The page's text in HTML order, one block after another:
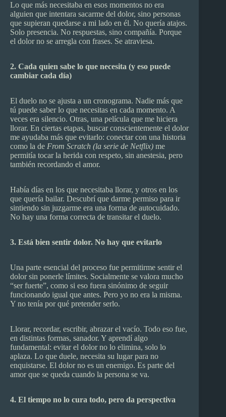
Lo que más necesitaba en esos momentos no era
alguien que intentara sacarme del dolor, sino personas
que supieran quedarse a mi lado en él. No quería atajos.
Solo presencia. No respuestas, sino compañía. Porque
el dolor no se arregla con frases. Se atraviesa.
2. Cada quien sabe lo que necesita (y eso puede
cambiar cada día)
El duelo no se ajusta a un cronograma. Nadie más que
tú puede saber lo que necesitas en cada momento. A
veces era silencio. Otras, una película que me hiciera
llorar. En ciertas etapas, buscar conscientemente el dolor
me ayudaba más que evitarlo: conectar con una historia
como la de From Scratch (la serie de Netflix) me
permitía tocar la herida con respeto, sin anestesia, pero
también recordando el amor.
Había días en los que necesitaba llorar, y otros en los
que quería bailar. Descubrí que darme permiso para ir
sintiendo sin juzgarme era una forma de autocuidado.
No hay una forma correcta de transitar el duelo.
3. Está bien sentir dolor. No hay que evitarlo
Una parte esencial del proceso fue permitirme sentir el
dolor sin ponerle límites. Socialmente se valora mucho
“ser fuerte”, como si eso fuera sinónimo de seguir
funcionando igual que antes. Pero yo no era la misma.
Y no tenía por qué pretender serlo.
Llorar, recordar, escribir, abrazar el vacío. Todo eso fue,
en distintas formas, sanador. Y aprendí algo
fundamental: evitar el dolor no lo elimina, solo lo
aplaza. Lo que duele, necesita su lugar para no
enquistarse. El dolor no es un enemigo. Es parte del
amor que se queda cuando la persona se va.
4. El tiempo no lo cura todo, pero da perspectiva